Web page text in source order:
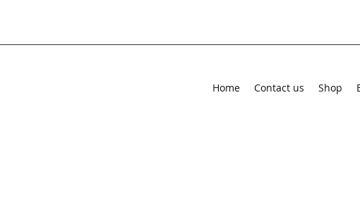
Home Contact us Shop